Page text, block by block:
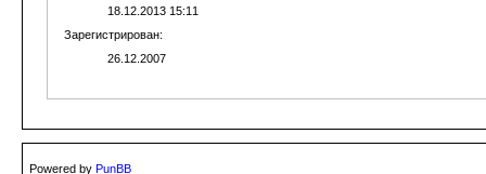
18.12.2013 15:11
Зарегистрирован:
26.12.2007
Powered by PunBB